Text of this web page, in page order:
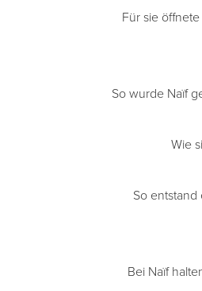
Für sie
So wurde Naïf
Wie
So
Bei Naïf